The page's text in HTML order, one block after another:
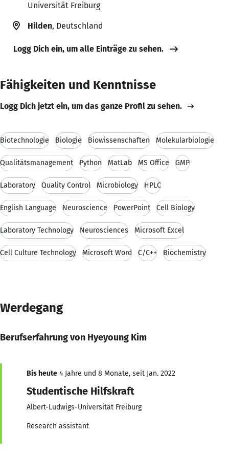
Universität Freiburg
Hilden, Deutschland
Logg Dich ein, um alle Einträge zu sehen.
Fähigkeiten und Kenntnisse
Logg Dich jetzt ein, um das ganze Profil zu sehen.
Biotechnologie Biologie Biowissenschaften Molekularbiologie
Qualitätsmanagement Python MatLab MS Office GMP
Laboratory Quality Control Microbiology HPLC
English Language Neuroscience PowerPoint Cell Biology
Laboratory Technology Neurosciences Microsoft Excel
Cell Culture Technology Microsoft Word C/C++ Biochemistry
Werdegang
Berufserfahrung von Hyeyoung Kim
Bis heute 4 Jahre und 8 Monate, seit Jan. 2022
Studentische Hilfskraft
Albert-Ludwigs-Universität Freiburg
Research assistant